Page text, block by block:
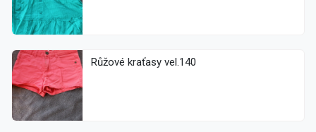
Růžové kraťasy vel.140